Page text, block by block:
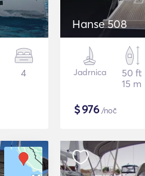
4
Hanse 508
Jadrnica
50 ft
15 m
$976/noč